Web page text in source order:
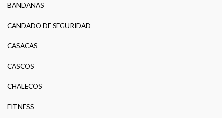
BANDANAS
CANDADO DE SEGURIDAD
CASACAS
CASCOS
CHALECOS
FITNESS